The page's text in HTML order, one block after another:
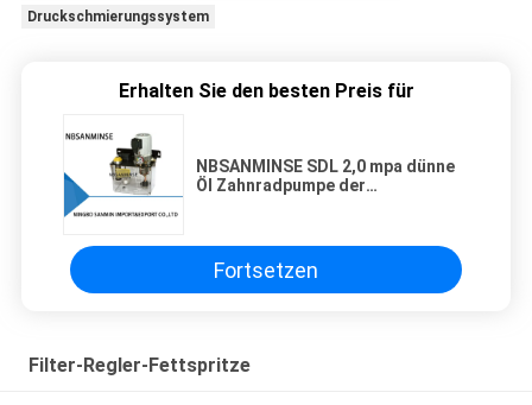
Druckschmierungssystem
Erhalten Sie den besten Preis für
NBSANMINSE SDL 2,0 mpa dünne
Öl Zahnradpumpe der
Fortsetzen
Filter-Regler-Fettspritze